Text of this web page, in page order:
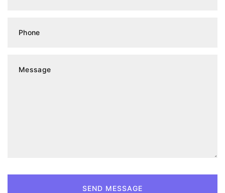
Phone
Message
SEND MESSAGE